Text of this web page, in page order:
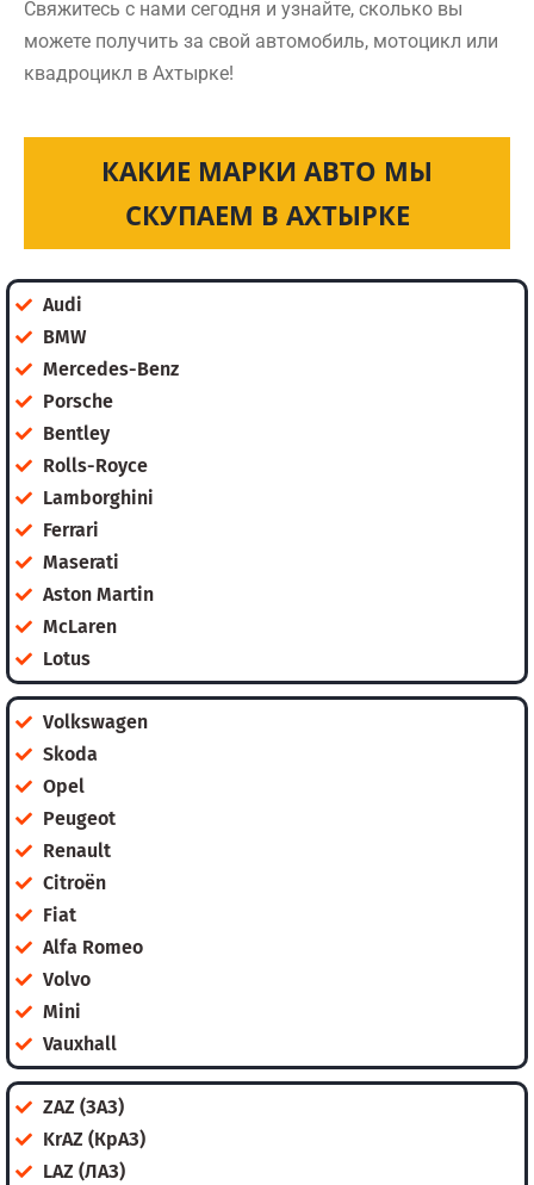
Свяжитесь с нами сегодня и узнайте, сколько вы
можете получить за свой автомобиль, мотоцикл или
квадроцикл в Ахтырке!
КАКИЕ МАРКИ АВТО МЫ
СКУПАЕМ В АХТЫРКЕ
Audi
BMW
Mercedes-Benz
Porsche
Bentley
Rolls-Royce
Lamborghini
Ferrari
Maserati
Aston Martin
McLaren
Lotus
Volkswagen
Skoda
Opel
Peugeot
Renault
Citroën
Fiat
Alfa Romeo
Volvo
Mini
Vauxhall
ZAZ (ЗАЗ)
KrAZ (КрАЗ)
LAZ (ЛАЗ)